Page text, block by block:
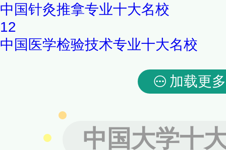
中国针灸推拿专业十大名校
12
中国医学检验技术专业十大名校
加载更多
中国大学十